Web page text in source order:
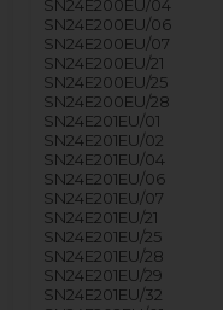
SN24E200EU/04
SN24E200EU/06
SN24E200EU/07
SN24E200EU/21
SN24E200EU/25
SN24E200EU/28
SN24E201EU/01
SN24E201EU/02
SN24E201EU/04
SN24E201EU/06
SN24E201EU/07
SN24E201EU/21
SN24E201EU/25
SN24E201EU/28
SN24E201EU/29
SN24E201EU/32